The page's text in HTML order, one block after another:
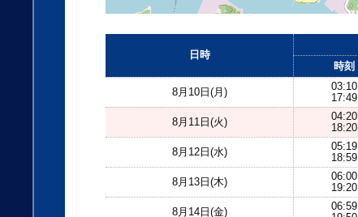
日時
時刻
8月10日(月)
03:10
17:49
8月11日(火)
04:20
18:20
8月12日(水)
05:19
18:59
8月13日(木)
06:00
19:20
8月14日(金)
06:59